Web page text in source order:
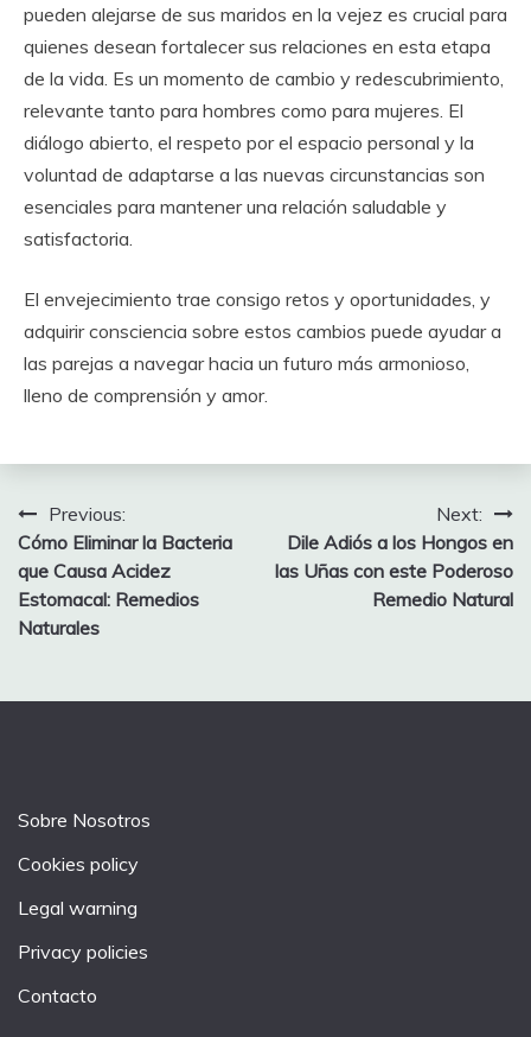
pueden alejarse de sus maridos en la vejez es crucial para
quienes desean fortalecer sus relaciones en esta etapa
de la vida. Es un momento de cambio y redescubrimiento,
relevante tanto para hombres como para mujeres. El
diálogo abierto, el respeto por el espacio personal y la
voluntad de adaptarse a las nuevas circunstancias son
esenciales para mantener una relación saludable y
satisfactoria.
El envejecimiento trae consigo retos y oportunidades, y
adquirir consciencia sobre estos cambios puede ayudar a
las parejas a navegar hacia un futuro más armonioso,
lleno de comprensión y amor.
Post
navigation
Previous:
Cómo Eliminar la Bacteria
que Causa Acidez
Estomacal: Remedios
Naturales
Next:
Dile Adiós a los Hongos en
las Uñas con este Poderoso
Remedio Natural
Sobre Nosotros
Cookies policy
Legal warning
Privacy policies
Contacto